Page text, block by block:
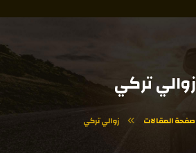
زوالي تركي
صفحة المقالات زوالي تركي